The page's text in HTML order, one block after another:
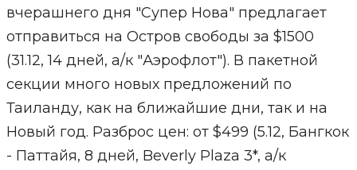
вчерашнего дня "Супер Нова" предлагает
отправиться на Остров свободы за $1500
(31.12, 14 дней, а/к "Аэрофлот"). В пакетной
секции много новых предложений по
Таиланду, как на ближайшие дни, так и на
Новый год. Разброс цен: от $499 (5.12, Бангкок
- Паттайя, 8 дней, Beverly Plaza 3*, а/к